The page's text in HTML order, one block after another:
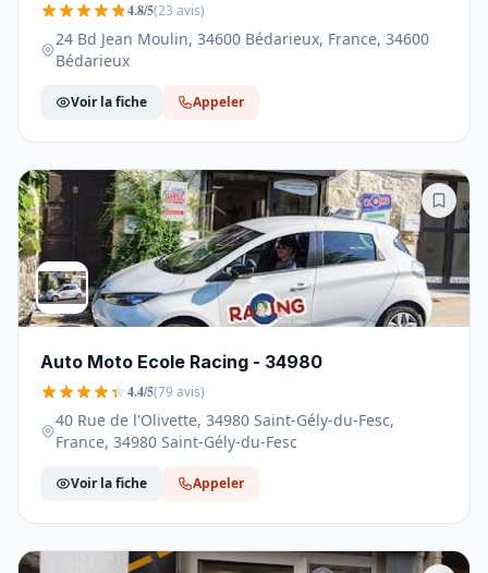
4.8/5(23 avis)
24 Bd Jean Moulin, 34600 Bédarieux, France, 34600
Bédarieux
Voir la fiche Appeler
Auto Moto Ecole Racing - 34980
4.4/5(79 avis)
40 Rue de l'Olivette, 34980 Saint-Gély-du-Fesc,
France, 34980 Saint-Gély-du-Fesc
Voir la fiche Appeler